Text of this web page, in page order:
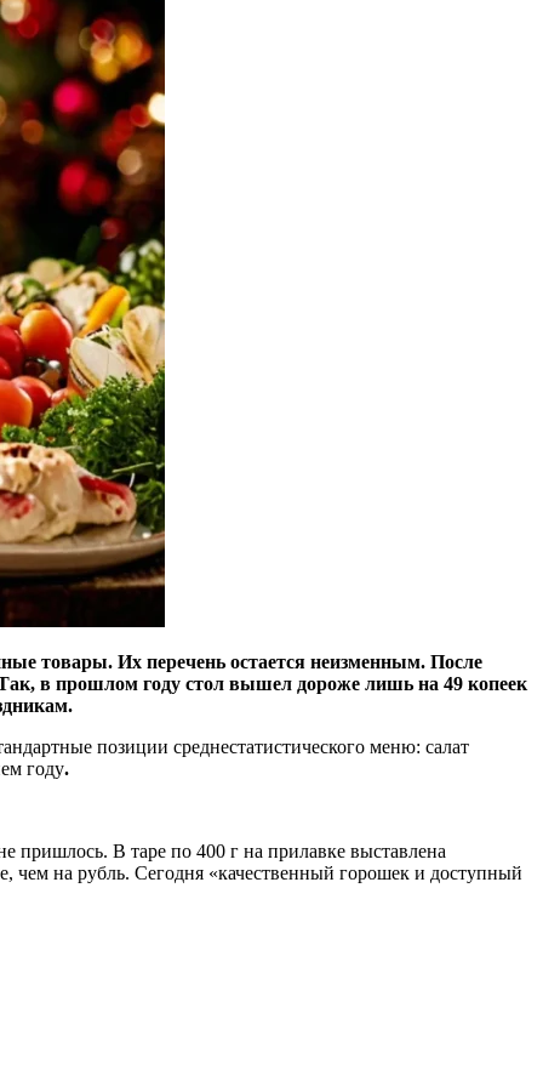
товары. Их перечень остается неизменным. После
Так, в прошлом году стол вышел дороже лишь на 49 копеек
позиции среднестатистического меню: салат
году.
пришлось. В таре по 400 г на прилавке выставлена
чем на рубль. Сегодня «качественный горошек и доступный